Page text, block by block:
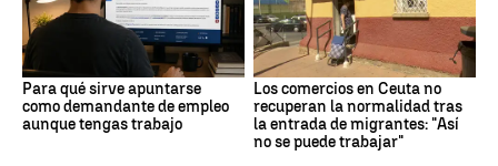
Para qué sirve apuntarse
como demandante de empleo
aunque tengas trabajo
Los comercios en Ceuta no
recuperan la normalidad tras
la entrada de migrantes: "Así
no se puede trabajar"